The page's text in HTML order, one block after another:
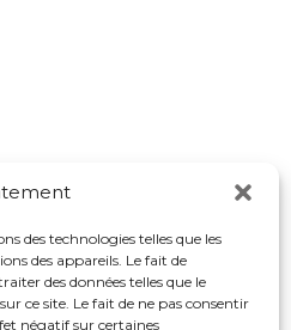
des technologies telles que les
des appareils. Le fait de
des données telles que le
ce site. Le fait de ne pas consentir
négatif sur certaines